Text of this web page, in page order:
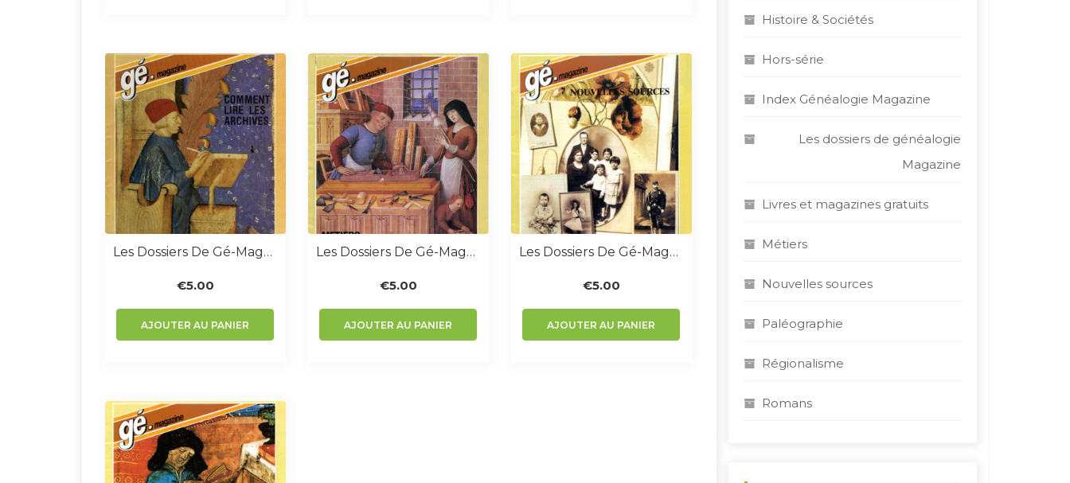
Les Dossiers De Gé-Magazine N° 3 : Comment Lire Les Archives
€5.00
AJOUTER AU PANIER
Les Dossiers De Gé-Magazine N° 4 : Métiers D’hier
€5.00
AJOUTER AU PANIER
Les Dossiers De Gé-Magazine N° 5 : Nouvelles Sources
€5.00
AJOUTER AU PANIER
Histoire & Sociétés
Hors-série
Index Généalogie Magazine
Les dossiers de généalogie
Magazine
Livres et magazines gratuits
Métiers
Nouvelles sources
Paléographie
Régionalisme
Romans